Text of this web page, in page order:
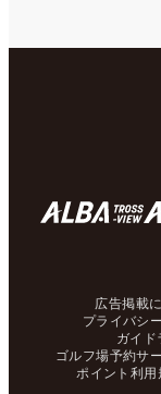
広告掲載
プライバシ
ガイド
ゴルフ場予約サ
ポイント利用